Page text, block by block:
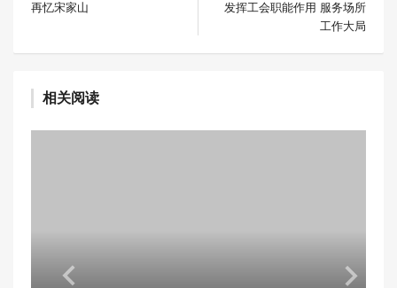
再忆宋家山
发挥工会职能作用 服务场所
工作大局
相关阅读